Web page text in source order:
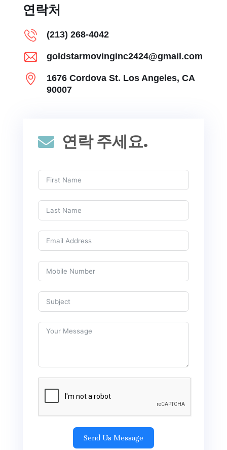
 연락 주세요.
Send Us Message
연락처
(213) 268-4042
goldstarmovinginc2424@gmail.com
1676 Cordova St. Los Angeles, CA
90007